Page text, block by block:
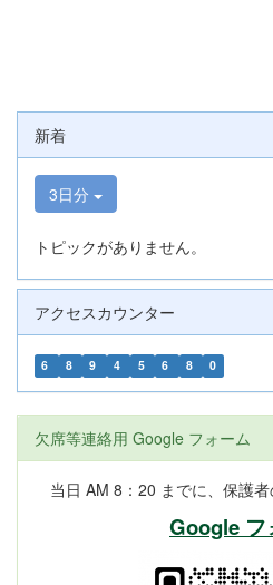
新着
3日分
トピックがありません。
アクセスカウンター
6 8 9 4 5 6 8 0
欠席等連絡用 Google フォーム
当日 AM 8：20 までに、保護者
Google フ